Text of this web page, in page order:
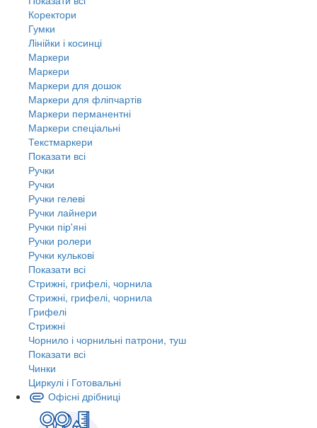
Коректори
Гумки
Лінійки і косинці
Маркери
Маркери
Маркери для дошок
Маркери для фліпчартів
Маркери перманентні
Маркери спеціальні
Текстмаркери
Показати всі
Ручки
Ручки
Ручки гелеві
Ручки лайнери
Ручки пір'яні
Ручки ролери
Ручки кулькові
Показати всі
Стрижні, грифелі, чорнила
Стрижні, грифелі, чорнила
Грифелі
Стрижні
Чорнило і чорнильні патрони, туш
Показати всі
Чинки
Циркулі і Готовальні
Офісні дрібниці